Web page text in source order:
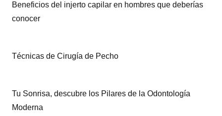
Beneficios del injerto capilar en hombres que deberías
conocer
Técnicas de Cirugía de Pecho
Tu Sonrisa, descubre los Pilares de la Odontología
Moderna